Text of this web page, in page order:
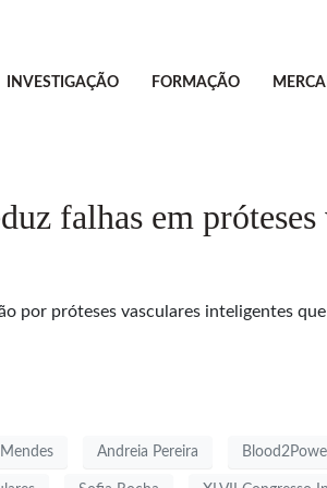
INVESTIGAÇÃO FORMAÇÃO
falhas em próteses
por próteses vasculares inteligentes
Andreia Pereira